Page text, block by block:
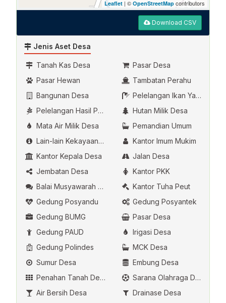
Leaflet | © OpenStreetMap contributors
Download CSV
Jenis Aset Desa
Tanah Kas Desa
Pasar Desa
Pasar Hewan
Tambatan Perahu
Bangunan Desa
Pelelangan Ikan Yang Dikelola Oleh Desa
Pelelangan Hasil Pertanian
Hutan Milik Desa
Mata Air Milik Desa
Pemandian Umum
Lain-lain Kekayaan Asli Desa
Kantor Imum Mukim
Kantor Kepala Desa
Jalan Desa
Jembatan Desa
Kantor PKK
Balai Musyawarah Desa
Kantor Tuha Peut
Gedung Posyandu
Gedung Posyantek
Gedung BUMG
Pasar Desa
Gedung PAUD
Irigasi Desa
Gedung Polindes
MCK Desa
Sumur Desa
Embung Desa
Penahan Tanah Desa
Sarana Olahraga Desa
Air Bersih Desa
Drainase Desa